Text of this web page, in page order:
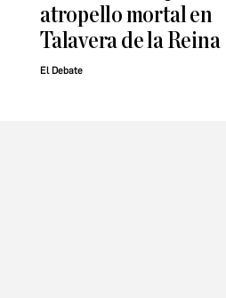
atropello mortal en
Talavera de la Reina
El Debate